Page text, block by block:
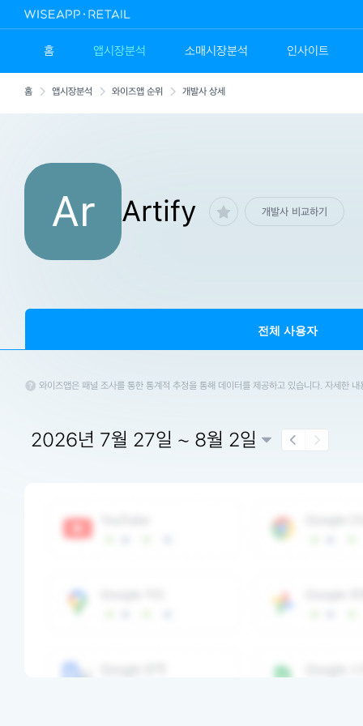
홈 앱시장분석 소매시장분석 인사이트
홈 앱시장분석 와이즈앱 순위 개발사 상세
Ar Artify 개발사 비교하기
전체 사용자
와이즈앱은 패널 조사를 통한 통계적 추정을 통해 데이터를 제공하고 있습니다. 자세한
2026년 7월 27일 ~ 8월 2일